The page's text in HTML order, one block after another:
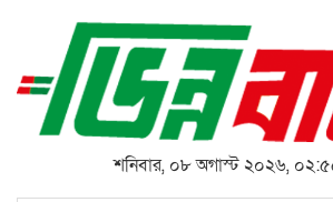
শনিবার, ০৮ অগাস্ট ২০২৬,